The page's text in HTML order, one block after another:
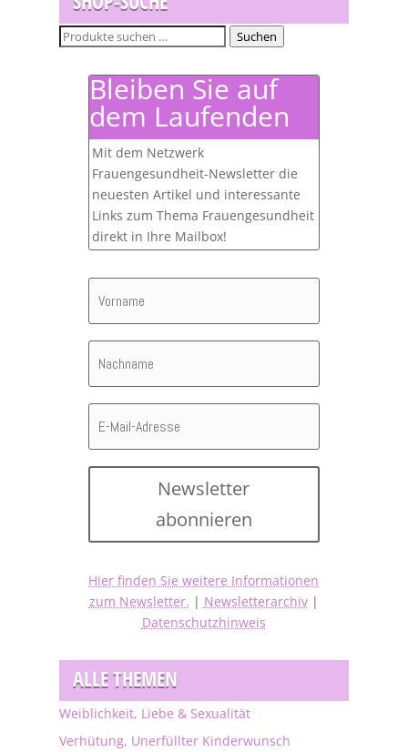
Suchen
Suchen
Bleiben Sie auf
dem Laufenden
Mit dem Netzwerk
Frauengesundheit-Newsletter die
neuesten Artikel und interessante
Links zum Thema Frauengesundheit
direkt in Ihre Mailbox!
Newsletter
abonnieren
Hier finden Sie weitere Informationen
zum Newsletter. | Newsletterarchiv|
Datenschutzhinweis
ALLE THEMEN
Weiblichkeit, Liebe & Sexualität
Verhütung, Unerfüllter Kinderwunsch